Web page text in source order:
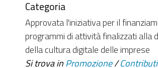
Categoria
Approvata l'iniziativa per il
programmi di attività finalizzati alla
della cultura digitale delle imprese
Si trova in Promozione /